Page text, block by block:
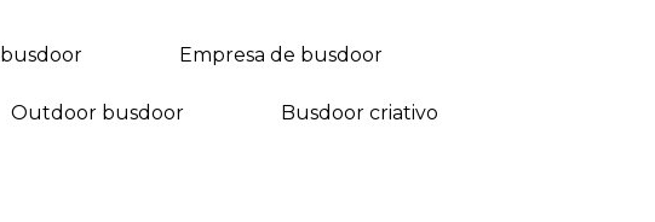
busdoor empresa de busdoor
outdoor busdoor busdoor criativo